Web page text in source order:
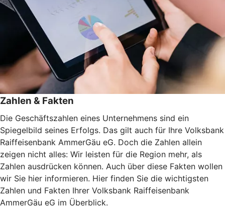
Zahlen & Fakten
Die Geschäftszahlen eines Unternehmens sind ein
Spiegelbild seines Erfolgs. Das gilt auch für Ihre Volksbank
Raiffeisenbank AmmerGäu eG. Doch die Zahlen allein
zeigen nicht alles: Wir leisten für die Region mehr, als
Zahlen ausdrücken können. Auch über diese Fakten wollen
wir Sie hier informieren. Hier finden Sie die wichtigsten
Zahlen und Fakten Ihrer Volksbank Raiffeisenbank
AmmerGäu eG im Überblick.